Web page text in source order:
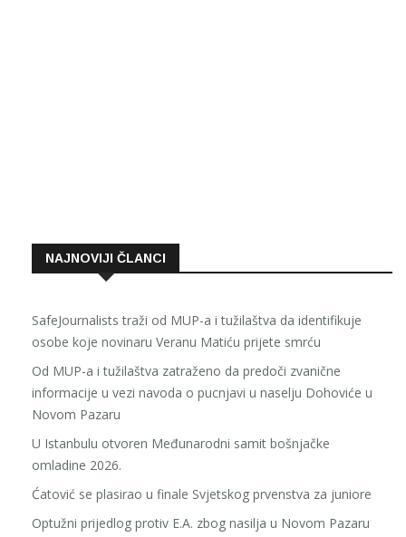
NAJNOVIJI ČLANCI
SafeJournalists traži od MUP-a i tužilaštva da identifikuje
osobe koje novinaru Veranu Matiću prijete smrću
Od MUP-a i tužilaštva zatraženo da predoči zvanične
informacije u vezi navoda o pucnjavi u naselju Dohoviće u
Novom Pazaru
U Istanbulu otvoren Međunarodni samit bošnjačke
omladine 2026.
Ćatović se plasirao u finale Svjetskog prvenstva za juniore
Optužni prijedlog protiv E.A. zbog nasilja u Novom Pazaru